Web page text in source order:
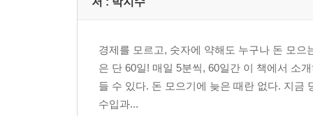
경제를 모르고, 숫자에 약해도 누구나 돈 모
은 단 60일! 매일 5분씩, 60일간 이 책에서 소
들 수 있다. 돈 모으기에 늦은 때란 없다. 지금
수입과...